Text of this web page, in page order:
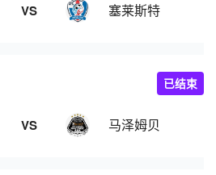
VS 塞莱斯特
VS 马泽姆贝
已结束